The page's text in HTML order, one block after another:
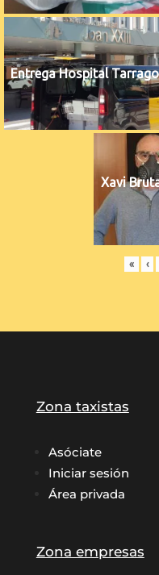
Entrega Hospital
Xavi
« ‹
Zona taxistas
Asóciate
Iniciar sesión
Área privada
Zona empresas